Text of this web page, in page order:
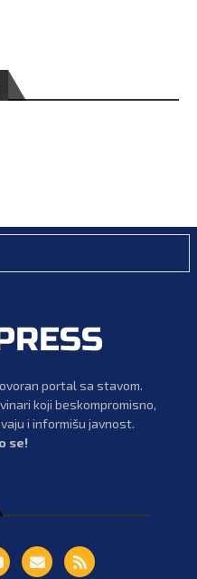
portal sa stavom.
koji beskompromisno,
i informišu javnost.
se!